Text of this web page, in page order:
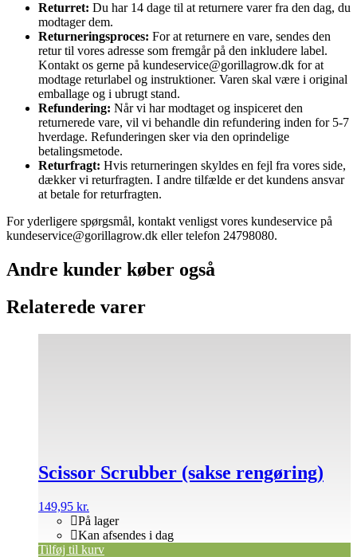
Returret: Du har 14 dage til at returnere varer fra den dag, du
modtager dem.
Returneringsproces: For at returnere en vare, sendes den
retur til vores adresse som fremgår på den inkludere label.
Kontakt os gerne på kundeservice@gorillagrow.dk for at
modtage returlabel og instruktioner. Varen skal være i original
emballage og i ubrugt stand.
Refundering: Når vi har modtaget og inspiceret den
returnerede vare, vil vi behandle din refundering inden for 5-7
hverdage. Refunderingen sker via den oprindelige
betalingsmetode.
Returfragt: Hvis returneringen skyldes en fejl fra vores side,
dækker vi returfragten. I andre tilfælde er det kundens ansvar
at betale for returfragten.
For yderligere spørgsmål, kontakt venligst vores kundeservice på
kundeservice@gorillagrow.dk eller telefon 24798080.
Andre kunder køber også
Relaterede varer
Scissor Scrubber (sakse rengøring)
149,95 kr.
På lager
Kan afsendes i dag
Tilføj til kurv